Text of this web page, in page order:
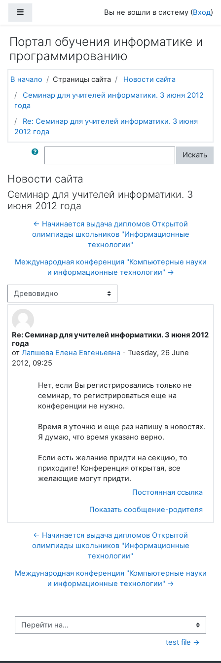
Вы не вошли в систему (Вход)
Портал обучения информатике и
программированию
В начало Страницы сайта
Новости сайта
Семинар для учителей информатики. 3 июня 2012
года
Re: Семинар для учителей информатики. 3 июня
2012 года
Поиск по форумам Искать
Новости сайта
Семинар для учителей информатики. 3
июня 2012 года
← Начинается выдача дипломов Открытой
олимпиады школьников "Информационные
технологии"
Международная конференция "Компьютерные науки
и информационные технологии" →
Режим отображения
Re: Семинар для учителей информатики. 3 июня 2012
года
от Лапшева Елена Евгеньевна - Tuesday, 26 June
2012, 09:25
Количество ответов: 0
Нет, если Вы регистрировались только не
семинар, то регистрироваться еще на
конференции не нужно.
Время я уточню и еще раз напишу в новостях.
Я думаю, что время указано верно.
Если есть желание придти на секцию, то
приходите! Конференция открытая, все
желающие могут придти.
Постоянная ссылка
Показать сообщение-родителя
← Начинается выдача дипломов Открытой
олимпиады школьников "Информационные
технологии"
Международная конференция "Компьютерные науки
и информационные технологии" →
Перейти на...
test file →